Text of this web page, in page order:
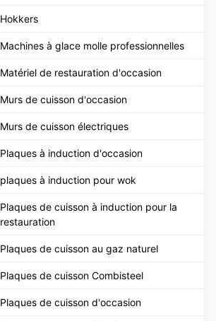
Hokkers
Machines à glace molle professionnelles
Matériel de restauration d'occasion
Murs de cuisson d'occasion
Murs de cuisson électriques
Plaques à induction d'occasion
plaques à induction pour wok
Plaques de cuisson à induction pour la
restauration
Plaques de cuisson au gaz naturel
Plaques de cuisson Combisteel
Plaques de cuisson d'occasion